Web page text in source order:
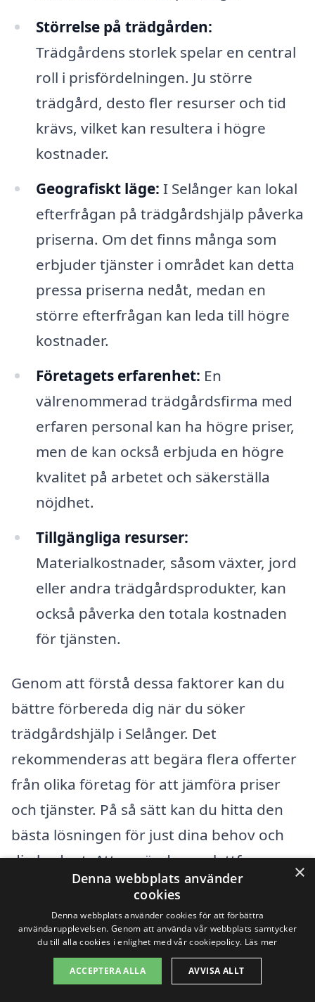
Störrelse på trädgården:
Trädgårdens storlek spelar en central
roll i prisfördelningen. Ju större
trädgård, desto fler resurser och tid
krävs, vilket kan resultera i högre
kostnader.
Geografiskt läge: I Selånger kan lokal
efterfrågan på trädgårdshjälp påverka
priserna. Om det finns många som
erbjuder tjänster i området kan detta
pressa priserna nedåt, medan en
större efterfrågan kan leda till högre
kostnader.
Företagets erfarenhet: En
välrenommerad trädgårdsfirma med
erfaren personal kan ha högre priser,
men de kan också erbjuda en högre
kvalitet på arbetet och säkerställa
nöjdhet.
Tillgängliga resurser:
Materialkostnader, såsom växter, jord
eller andra trädgårdsprodukter, kan
också påverka den totala kostnaden
för tjänsten.
Genom att förstå dessa faktorer kan du
bättre förbereda dig när du söker
trädgårdshjälp i Selånger. Det
rekommenderas att begära flera offerter
från olika företag för att jämföra priser
och tjänster. På så sätt kan du hitta den
bästa lösningen för just dina behov och
din budget. Att använda en plattform som
xn--trdgrdshjlp-pris-wnbhn.se gör det
enklare att hitta tillförlitliga
tjänsteleverantörer i ditt närområde och
få en bra översikt över dina alternativ.
×
Denna webbplats använder
cookies
Denna webbplats använder cookies för att förbättra
användarupplevelsen. Genom att använda vår webbplats samtycker
du till alla cookies i enlighet med vår cookiepolicy. Läs mer
ACCEPTERA ALLA AVVISA ALLT